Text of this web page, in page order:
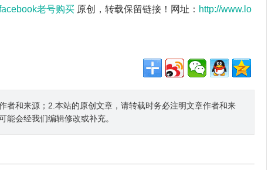
老号购买 原创，转载保留链接！网址： http://www.lo
者和来源；2.本站的原创文章，请转载时务必注明文章作者和来
能会经我们编辑修改或补充。